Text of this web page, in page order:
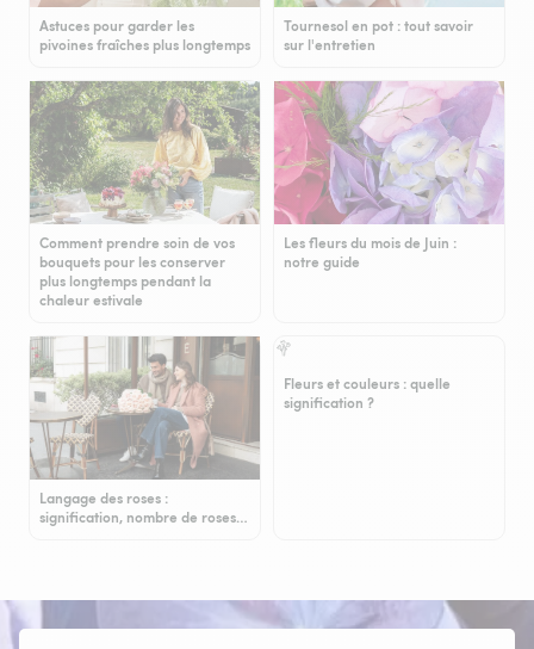
Astuces pour garder les
pivoines fraîches plus longtemps
Tournesol en pot : tout savoir
sur l'entretien
Comment prendre soin de vos
bouquets pour les conserver
plus longtemps pendant la
chaleur estivale
Les fleurs du mois de Juin :
notre guide
Langage des roses :
signification, nombre de roses…
Fleurs et couleurs : quelle
signification ?